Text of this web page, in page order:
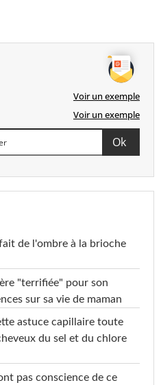
Voir un exemple
Voir un exemple
de l'ombre à la brioche
"terrifiée" pour son
sur sa vie de maman
astuce capillaire toute
du sel et du chlore
pas conscience de ce